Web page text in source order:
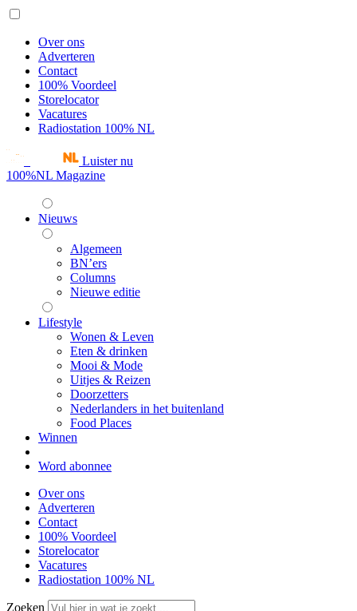
Over ons
Adverteren
Contact
100% Voordeel
Storelocator
Vacatures
Radiostation 100% NL
Luister nu
100%NL Magazine
Nieuws
Algemeen
BN’ers
Columns
Nieuwe editie
Lifestyle
Wonen & Leven
Eten & drinken
Mooi & Mode
Uitjes & Reizen
Doorzetters
Nederlanders in het buitenland
Food Places
Winnen
Word abonnee
Over ons
Adverteren
Contact
100% Voordeel
Storelocator
Vacatures
Radiostation 100% NL
Zoeken